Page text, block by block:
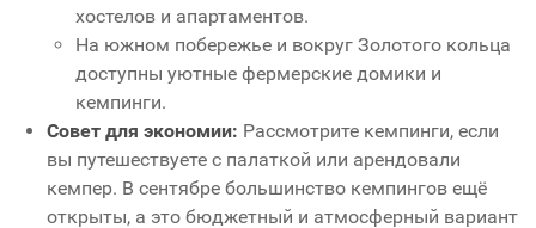
хостелов и апартаментов.
На южном побережье и вокруг Золотого кольца
доступны уютные фермерские домики и
кемпинги.
Совет для экономии: Рассмотрите кемпинги, если
вы путешествуете с палаткой или арендовали
кемпер. В сентябре большинство кемпингов ещё
открыты, а это бюджетный и атмосферный вариант